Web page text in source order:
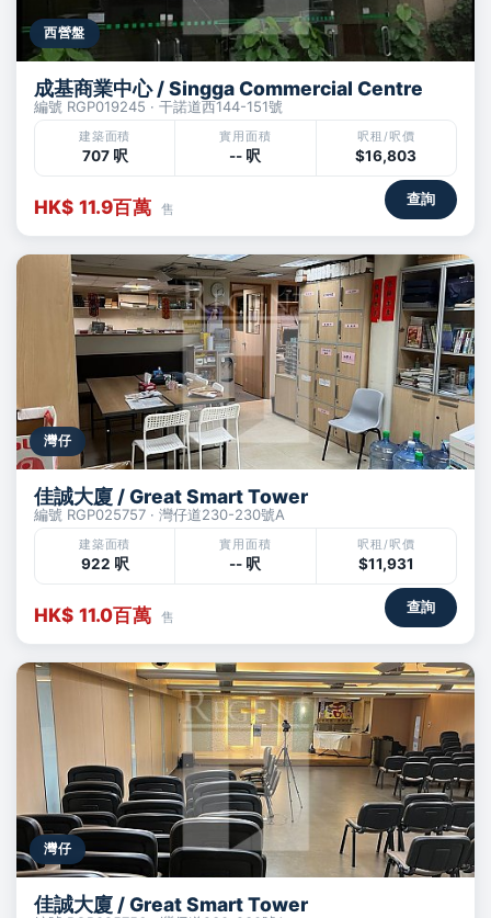
西營盤
成基商業中心 / Singga Commercial Centre
編號 RGP019245 · 干諾道西144-151號
建築面積
707 呎
實用面積
-- 呎
呎租/呎價
$16,803
HK$ 11.9百萬 售
查詢
灣仔
佳誠大廈 / Great Smart Tower
編號 RGP025757 · 灣仔道230-230號A
建築面積
922 呎
實用面積
-- 呎
呎租/呎價
$11,931
HK$ 11.0百萬 售
查詢
灣仔
佳誠大廈 / Great Smart Tower